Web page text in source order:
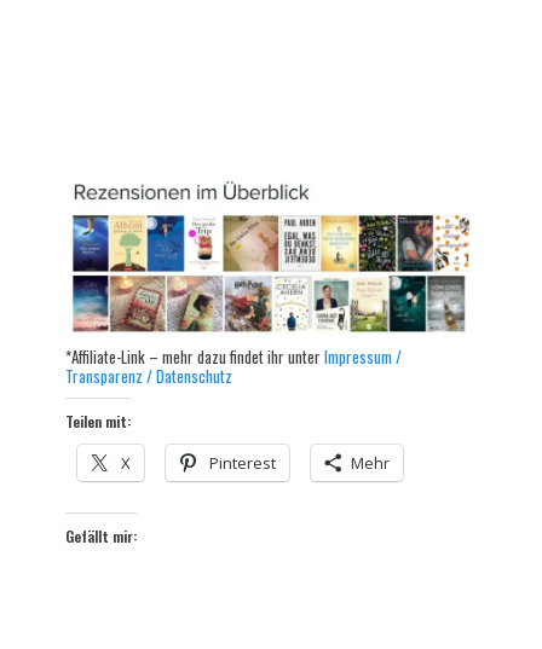
*Affiliate-Link – mehr dazu findet ihr unterImpressum /
Transparenz / Datenschutz
Teilen mit:
X Pinterest Mehr
Gefällt mir: